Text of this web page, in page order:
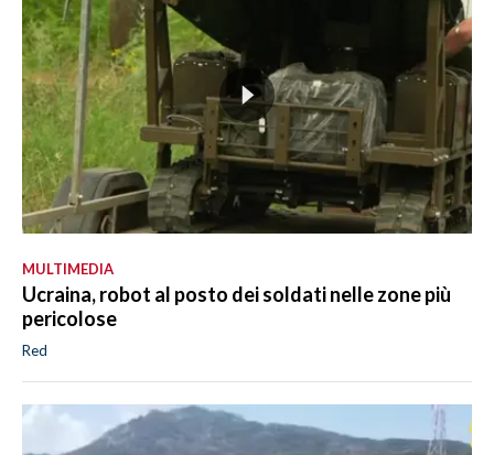
MULTIMEDIA
Ucraina, robot al posto dei soldati nelle zone più
pericolose
Red